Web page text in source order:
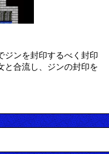
ジンを封印するべく封印
と合流し、ジンの封印を